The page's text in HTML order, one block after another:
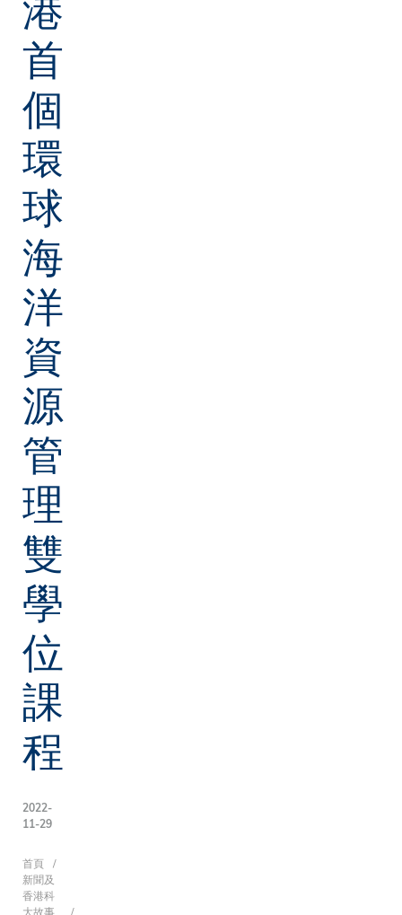
首
個
環
球
海
洋
資
源
管
理
雙
學
位
課
程
2022-
11-29
導
首頁
新聞及
香港科
大故事